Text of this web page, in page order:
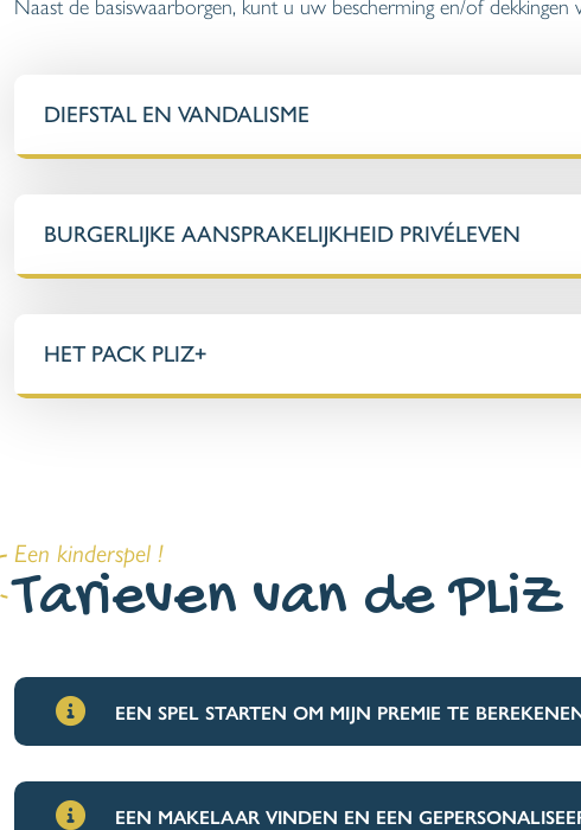
Naast de basiswaarborgen, kunt u uw bescherming en/of
DIEFSTAL EN VANDALISME
BURGERLIJKE AANSPRAKELIJKHEID PRIVÉLEVEN
HET PACK PLIZ+
Een kinderspel !
Tarieven van de PLiZ
EEN SPEL STARTEN OM MIJN PREMIE TE
EEN MAKELAAR VINDEN EN EEN